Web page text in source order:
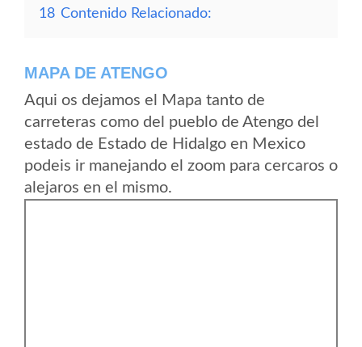
18 Contenido Relacionado:
MAPA DE ATENGO
Aqui os dejamos el Mapa tanto de
carreteras como del pueblo de Atengo del
estado de Estado de Hidalgo en Mexico
podeis ir manejando el zoom para cercaros o
alejaros en el mismo.